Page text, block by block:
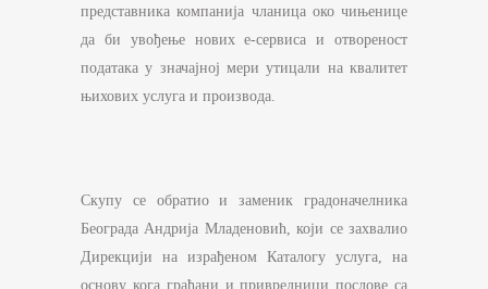
представника компанија чланица око чињенице
да би увођење нових е-сервиса и отвореност
података у значајној мери утицали на квалитет
њихових услуга и производа.
Скупу се обратио и заменик градоначелника
Београда Андрија Младеновић, који се захвалио
Дирекцији на израђеном Каталогу услуга, на
основу кога грађани и привредници послове са